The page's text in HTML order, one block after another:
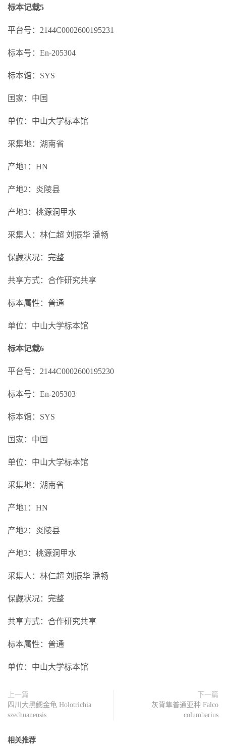
标本记载5
平台号：2144C0002600195231
标本号：En-205304
标本馆：SYS
国家：中国
单位：中山大学标本馆
采集地：湖南省
产地1：HN
产地2：炎陵县
产地3：桃源洞甲水
采集人：林仁超 刘振华 潘畅
保藏状况：完整
共享方式：合作研究共享
标本属性：普通
单位：中山大学标本馆
标本记载6
平台号：2144C0002600195230
标本号：En-205303
标本馆：SYS
国家：中国
单位：中山大学标本馆
采集地：湖南省
产地1：HN
产地2：炎陵县
产地3：桃源洞甲水
采集人：林仁超 刘振华 潘畅
保藏状况：完整
共享方式：合作研究共享
标本属性：普通
单位：中山大学标本馆
上一篇
四川大黑鳃金龟 Holotrichia
szechuanensis
下一篇
灰背隼普通亚种 Falco
columbarius
相关推荐